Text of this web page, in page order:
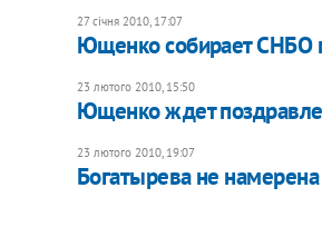
27 січня 2010, 17:07
Ющенко собирает СНБО
23 лютого 2010, 15:50
Ющенко ждет
23 лютого 2010, 19:07
Богатырева не